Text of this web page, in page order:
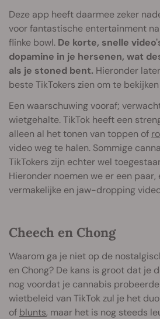
Deze app heeft daarmee zeker
voor fantastische entertainment
flinke bowl. De korte, snelle
dopamine in je hersenen, wat
als je stoned bent. Hieronder
beste TikTokers zien om te
Een waarschuwing vooraf;
wietgehalte. TikTok heeft een
alleen al het tonen van toppen of
video weg te halen. Sommige
TikTokers zijn echter wel
Hieronder noemen we er een paar,
vermakelijke en jaw-dropping
Cheech en Chong
Waarom ga je niet op de
en Chong? De kans is groot dat je
nog voordat je cannabis
wietbeleid van TikTok zul je het
of blunts, maar het is nog steeds